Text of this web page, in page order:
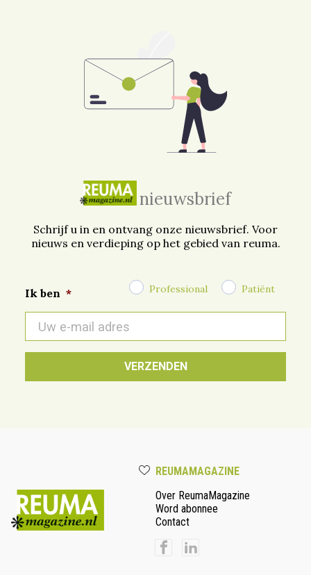
nieuwsbrief
Schrijf u in en ontvang onze nieuwsbrief. Voor
nieuws en verdieping op het gebied van reuma.
Ik ben * Professional Patiënt
mail
*
REUMAMAGAZINE
Over ReumaMagazine
Word abonnee
Contact